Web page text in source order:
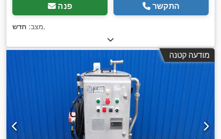
פנה התקשר
מצב: חדש ,
מודעה קטנה